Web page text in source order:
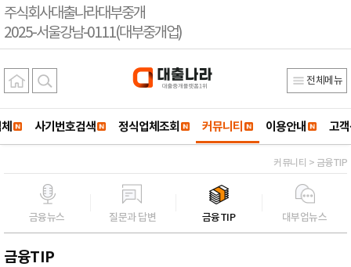
주식회사대출나라대부중개
2025-서울강남-0111(대부중개업)
전체메뉴
사기번호검색 정식업체조회 커뮤니티 이용안내 고
커뮤니티 > 금융TIP
금융뉴스 질문과 답변 금융TIP 대부업뉴스
금융TIP